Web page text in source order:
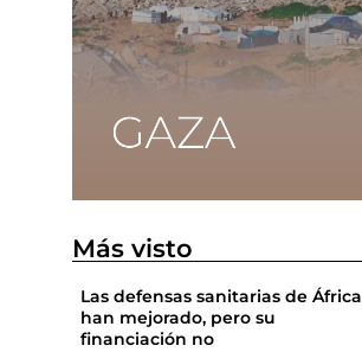
Más visto
Las defensas sanitarias de África
han mejorado, pero su
financiación no